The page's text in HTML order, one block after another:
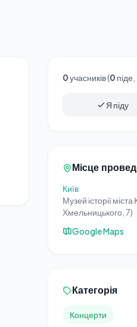
0учасників (0 піде,
Я піду
Місце
Київ
Музей історії
Хмельницького, 7)
Google Maps
Категорія
Концерти